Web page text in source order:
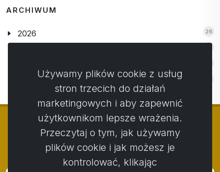
ARCHIWUM
2026 26
© Copyright 2014 - 2026 Activstar
Używamy plików cookie z usług
stron trzecich do działań
marketingowych i aby zapewnić
użytkownikom lepsze wrażenia.
Przeczytaj o tym, jak używamy
plików cookie i jak możesz je
kontrolować, klikając